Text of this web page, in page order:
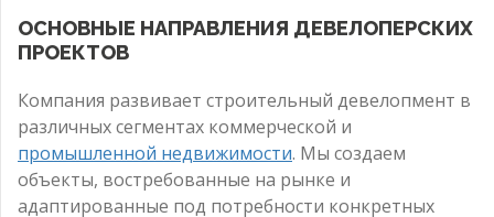
ОСНОВНЫЕ НАПРАВЛЕНИЯ ДЕВЕЛОПЕРСКИХ
ПРОЕКТОВ
Компания развивает строительный девелопмент в
различных сегментах коммерческой и
промышленной недвижимости. Мы создаем
объекты, востребованные на рынке и
адаптированные под потребности конкретных